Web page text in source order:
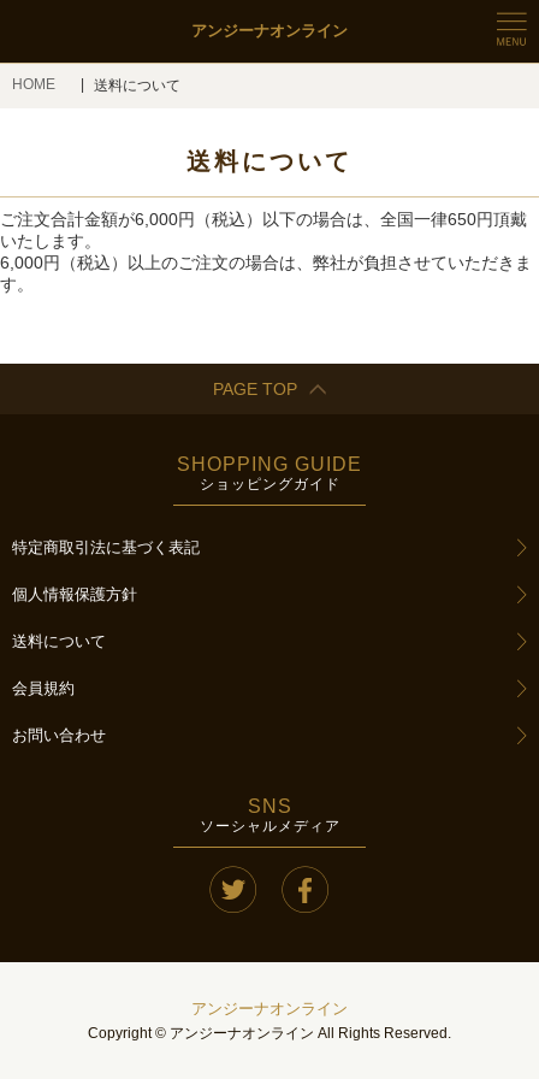
アンジーナオンライン
HOME 送料について
送料について
ご注文合計金額が6,000円（税込）以下の場合は、全国一律650円頂戴
いたします。
6,000円（税込）以上のご注文の場合は、弊社が負担させていただきま
す。
PAGE TOP
SHOPPING GUIDE
ショッピングガイド
特定商取引法に基づく表記
個人情報保護方針
送料について
会員規約
お問い合わせ
SNS
ソーシャルメディア
アンジーナオンライン
Copyright © アンジーナオンライン All Rights Reserved.